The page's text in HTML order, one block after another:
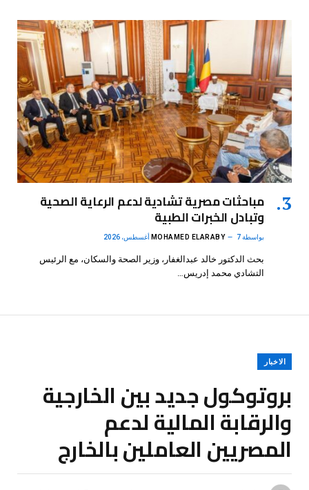
مباحثات مصرية تشادية لدعم الرعاية الصحية
وتبادل الخبرات الطبية
بواسطة MOHAMED ELARABY 7 أغسطس، 2026
بحث الدكتور خالد عبدالغفار، وزير الصحة والسكان، مع الرئيس
التشادي محمد إدريس…
الاخبار
بروتوكول جديد بين الخارجية
والرقابة المالية لدعم
المصريين العاملين بالخارج